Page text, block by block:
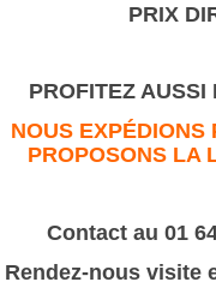
PRIX
PROFITEZ AUSSI
NOUS EXPÉDIONS
PROPOSONS LA
Contact au 01
Rendez-nous visite